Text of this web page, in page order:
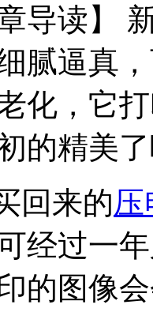
章导读】
腻逼真
化，它
的精美了
回来的压
经过一
的图像